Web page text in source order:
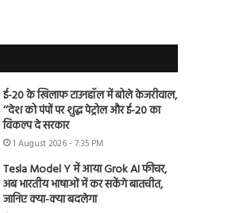
ई-20 के खिलाफ टाउनहॉल में बोले केजरीवाल,
‘‘देश को पंपों पर शुद्ध पेट्रोल और ई-20 का
विकल्प दे सरकार
1 August 2026 - 7:35 PM
Tesla Model Y में आया Grok AI फीचर,
अब भारतीय भाषाओं में कर सकेंगे बातचीत,
जानिए क्या-क्या बदलेगा